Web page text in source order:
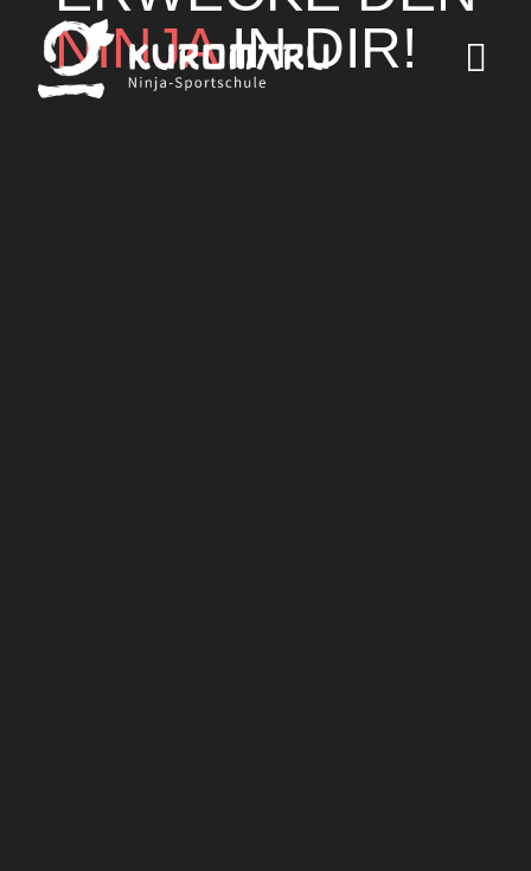
NINJAIN DIR!